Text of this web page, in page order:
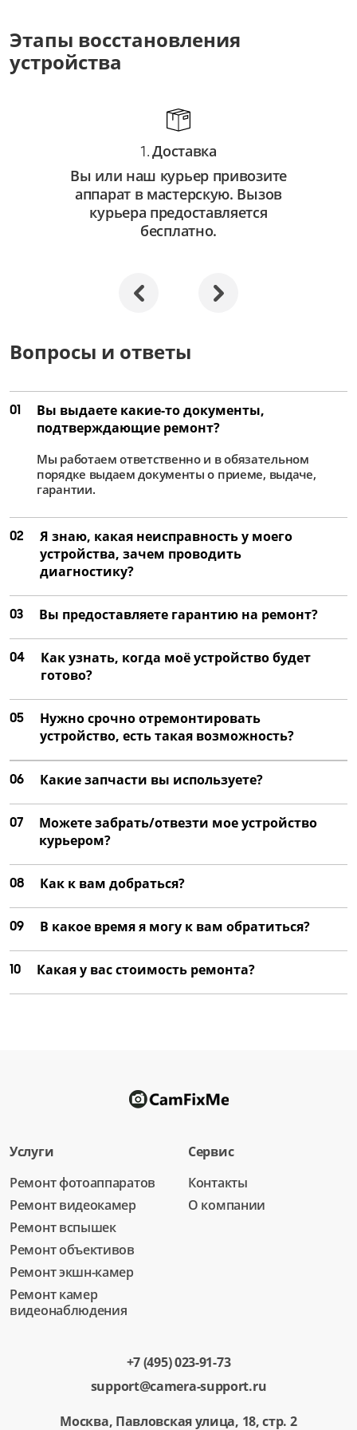
от 3 500 ₽
Ремонт оптических элементов
Этапы восстановления
устройства
1.Доставка
Вы или наш курьер привозите
аппарат в мастерскую. Вызов
курьера предоставляется
бесплатно.
Вопросы и ответы
01
Вы выдаете какие-то документы,
подтверждающие ремонт?
Мы работаем ответственно и в обязательном
порядке выдаем документы о приеме, выдаче,
гарантии.
02
Я знаю, какая неисправность у моего
устройства, зачем проводить
диагностику?
03 Вы предоставляете гарантию на ремонт?
04
Как узнать, когда моё устройство будет
готово?
05
Нужно срочно отремонтировать
устройство, есть такая возможность?
06 Какие запчасти вы используете?
07
Можете забрать/отвезти мое устройство
курьером?
08 Как к вам добраться?
09 В какое время я могу к вам обратиться?
10 Какая у вас стоимость ремонта?
Услуги
Ремонт фотоаппаратов
Ремонт видеокамер
Ремонт вспышек
Ремонт объективов
Ремонт экшн-камер
Ремонт камер
видеонаблюдения
Сервис
Контакты
О компании
+7 (495) 023-91-73
support@camera-support.ru
Москва, Павловская улица, 18, стр. 2